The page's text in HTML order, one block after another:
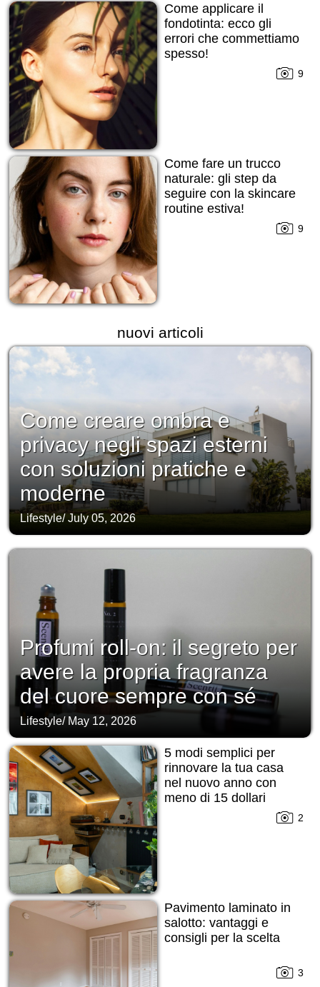
Come applicare il
fondotinta: ecco gli
errori che commettiamo
spesso!
9
Come fare un trucco
naturale: gli step da
seguire con la skincare
routine estiva!
9
nuovi articoli
Come creare ombra e
privacy negli spazi esterni
con soluzioni pratiche e
moderne
Lifestyle/July 05, 2026
Profumi roll-on: il segreto per
avere la propria fragranza
del cuore sempre con sé
Lifestyle/ May 12, 2026
5 modi semplici per
rinnovare la tua casa
nel nuovo anno con
meno di 15 dollari
2
Pavimento laminato in
salotto: vantaggi e
consigli per la scelta
3